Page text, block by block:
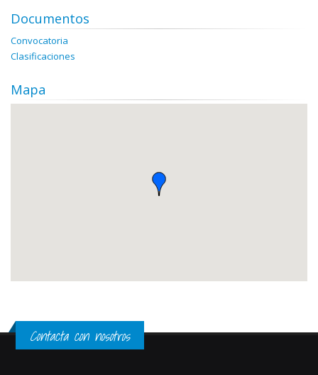
Documentos
Convocatoria
Clasificaciones
Mapa
Contacta con nosotros